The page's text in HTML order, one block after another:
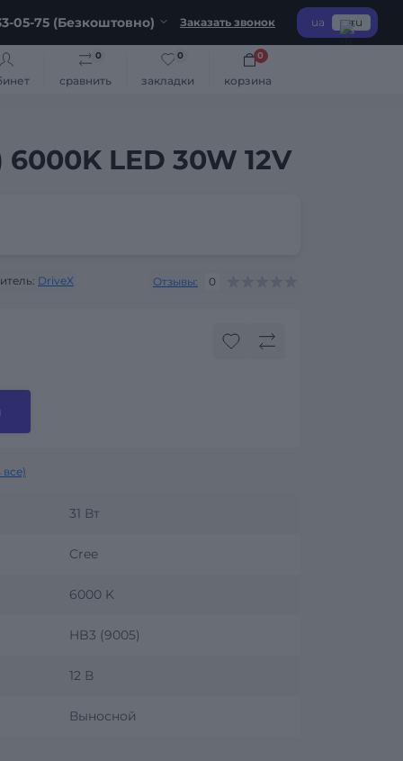
05-75 (Безкоштовно) Заказать звонок ua ru
сравнить
0
закладки
0
корзина
0
LED 30W 12V
DriveX Отзывы: 0
31 Вт
Cree
6000 K
HB3 (9005)
12 В
Выносной